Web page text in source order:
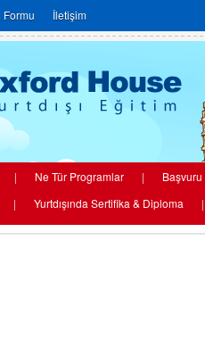
Formu İletişim
| Ne Tür Programlar |
| Yurtdışında Sertifika & Diploma |